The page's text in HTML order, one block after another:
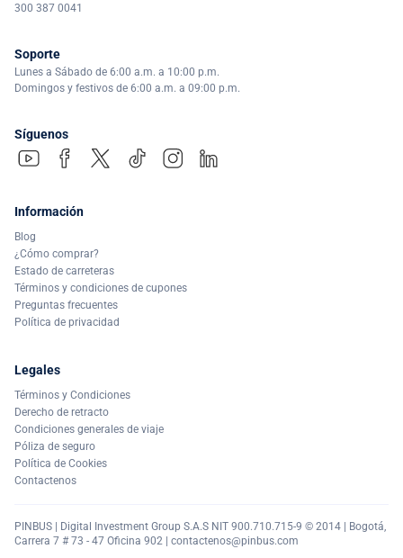
300 387 0041
Soporte
Lunes a Sábado de 6:00 a.m. a 10:00 p.m.
Domingos y festivos de 6:00 a.m. a 09:00 p.m.
Síguenos
Información
Blog
¿Cómo comprar?
Estado de carreteras
Términos y condiciones de cupones
Preguntas frecuentes
Política de privacidad
Legales
Términos y Condiciones
Derecho de retracto
Condiciones generales de viaje
Póliza de seguro
Política de Cookies
Contactenos
PINBUS | Digital Investment Group S.A.S NIT 900.710.715-9 © 2014 | Bogotá,
Carrera 7 # 73 - 47 Oficina 902 | contactenos@pinbus.com